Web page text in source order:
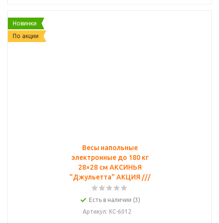
Новинки
По акции
Весы напольные
электронные до 180 кг
28×28 см АКСИНЬЯ
"Джульетта" АКЦИЯ ///
Есть в наличии (3)
Артикул: КС-6012